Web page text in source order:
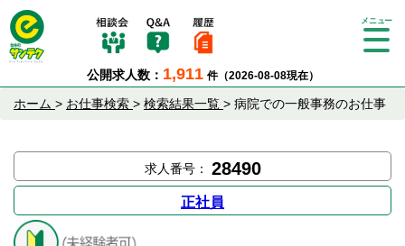
公開求人数： 1,911 件（2026-08-08現在）
Tog
igat
ion
ホーム > お仕事検索 > 検索結果一覧 > 病院での一般事務のお仕事
求人番号： 28490
正社員